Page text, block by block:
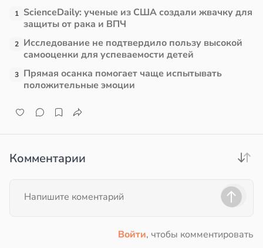
1 ScienceDaily: ученые из США создали жвачку для
защиты от рака и ВПЧ
2 Исследование не подтвердило пользу высокой
самооценки для успеваемости детей
3 Прямая осанка помогает чаще испытывать
положительные эмоции
Комментарии
Войти, чтобы комментировать